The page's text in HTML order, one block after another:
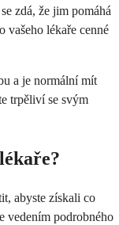
zdá, že jim pomáhá
vašeho lékaře cenné
a je normální mít
trpěliví se svým
abyste získali co
vedením podrobného